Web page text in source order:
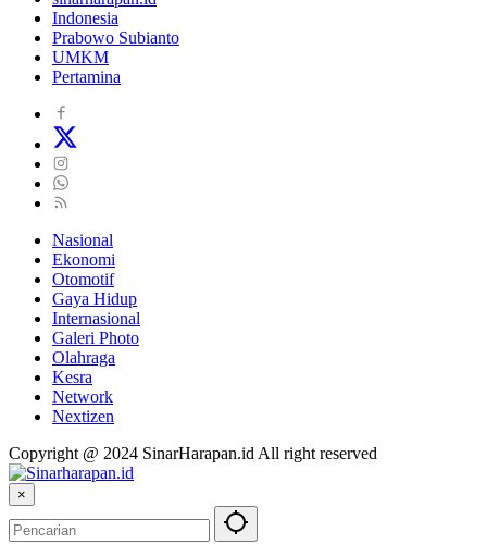
Indonesia
Prabowo Subianto
UMKM
Pertamina
Nasional
Ekonomi
Otomotif
Gaya Hidup
Internasional
Galeri Photo
Olahraga
Kesra
Network
Nextizen
Copyright @ 2024 SinarHarapan.id All right reserved
×